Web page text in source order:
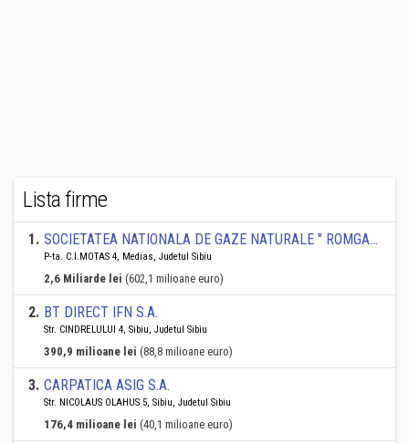
Lista firme
1. SOCIETATEA NATIONALA DE GAZE NATURALE " ROMGAZ " SA
P-ta. C.I.MOTAS 4, Medias, Judetul Sibiu
2,6 Miliarde lei (602,1 milioane euro)
2. BT DIRECT IFN S.A.
Str. CINDRELULUI 4, Sibiu, Judetul Sibiu
390,9 milioane lei (88,8 milioane euro)
3. CARPATICA ASIG S.A.
Str. NICOLAUS OLAHUS 5, Sibiu, Judetul Sibiu
176,4 milioane lei (40,1 milioane euro)